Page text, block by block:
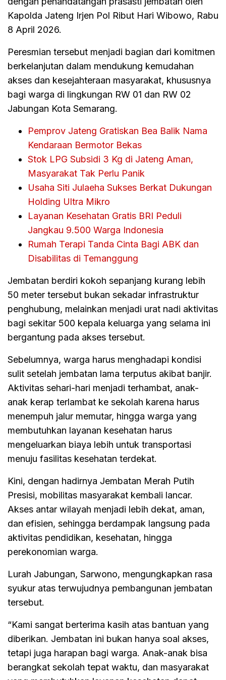
Kapolda Jateng Irjen Pol Ribut Hari Wibowo, Rabu
8 April 2026.
Peresmian tersebut menjadi bagian dari komitmen
berkelanjutan dalam mendukung kemudahan
akses dan kesejahteraan masyarakat, khususnya
bagi warga di lingkungan RW 01 dan RW 02
Jabungan Kota Semarang.
Pemprov Jateng Gratiskan Bea Balik Nama
Kendaraan Bermotor Bekas
Stok LPG Subsidi 3 Kg di Jateng Aman,
Masyarakat Tak Perlu Panik
Usaha Siti Julaeha Sukses Berkat Dukungan
Holding Ultra Mikro
Layanan Kesehatan Gratis BRI Peduli
Jangkau 9.500 Warga Indonesia
Rumah Terapi Tanda Cinta Bagi ABK dan
Disabilitas di Temanggung
Jembatan berdiri kokoh sepanjang kurang lebih
50 meter tersebut bukan sekadar infrastruktur
penghubung, melainkan menjadi urat nadi aktivitas
bagi sekitar 500 kepala keluarga yang selama ini
bergantung pada akses tersebut.
Sebelumnya, warga harus menghadapi kondisi
sulit setelah jembatan lama terputus akibat banjir.
Aktivitas sehari-hari menjadi terhambat, anak-
anak kerap terlambat ke sekolah karena harus
menempuh jalur memutar, hingga warga yang
membutuhkan layanan kesehatan harus
mengeluarkan biaya lebih untuk transportasi
menuju fasilitas kesehatan terdekat.
Kini, dengan hadirnya Jembatan Merah Putih
Presisi, mobilitas masyarakat kembali lancar.
Akses antar wilayah menjadi lebih dekat, aman,
dan efisien, sehingga berdampak langsung pada
aktivitas pendidikan, kesehatan, hingga
perekonomian warga.
Lurah Jabungan, Sarwono, mengungkapkan rasa
syukur atas terwujudnya pembangunan jembatan
tersebut.
“Kami sangat berterima kasih atas bantuan yang
diberikan. Jembatan ini bukan hanya soal akses,
tetapi juga harapan bagi warga. Anak-anak bisa
berangkat sekolah tepat waktu, dan masyarakat